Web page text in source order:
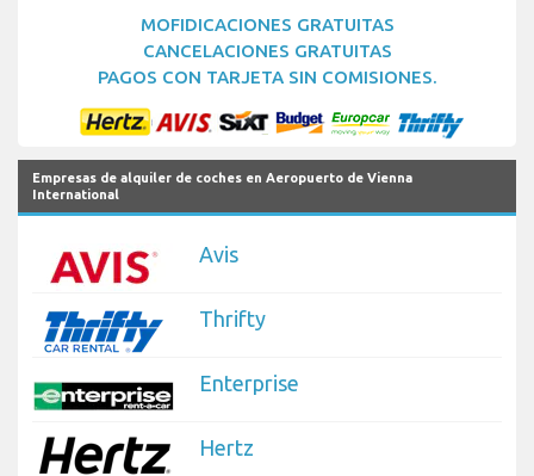
MOFIDICACIONES GRATUITAS
CANCELACIONES GRATUITAS
PAGOS CON TARJETA SIN COMISIONES.
Empresas de alquiler de coches en Aeropuerto de Vienna
International
Avis
Thrifty
Enterprise
Hertz